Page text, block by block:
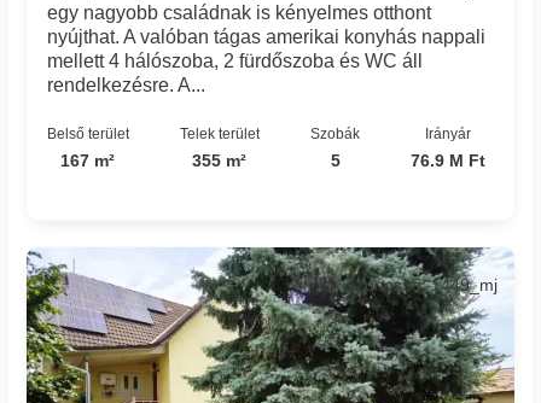
egy nagyobb családnak is kényelmes otthont
nyújthat. A valóban tágas amerikai konyhás nappali
mellett 4 hálószoba, 2 fürdőszoba és WC áll
rendelkezésre. A...
Belső terület
167 m²
Telek terület
355 m²
Szobák
5
Irányár
76.9 M Ft
Azonosító: 1449_mj